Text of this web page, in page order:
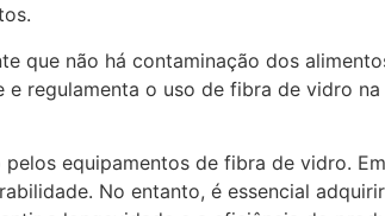
que não há contaminação dos
regulamenta o uso de fibra de vidro
equipamentos de fibra de vidro.
No entanto, é essencial